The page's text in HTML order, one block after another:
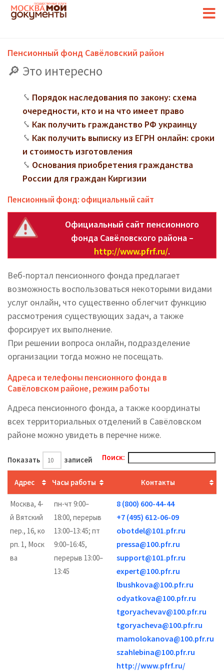
Пенсионный фонд Савёловский район
Это интересно
Порядок наследования по закону: схема
очередности, кто и на что имеет право
Как получить гражданство РФ украинцу
Как получить выписку из ЕГРН онлайн: сроки
и стоимость изготовления
Основания приобретения гражданства
России для граждан Киргизии
Пенсионный фонд: официальный сайт
Официальный сайт пенсионного
фонда Савёловского района –
http://www.pfrf.ru/.
Веб-портал пенсионного фонда предлагает
возможность воспользоваться некоторыми видами
услуг онлайн, что существенно облегчит функцию
рассмотрения существующих задач, а также
форсирует их выполнение.
При решении вопроса онлайн, подразделение
организации тогда можно не посещать.
Адреса и телефоны пенсионного фонда в
Савёловском районе, режим работы
Адреса пенсионного фонда, а также координаты
всех территориальных отделений в Савёловском
районе можно увидеть в перечне ниже.
Показать записей Поиск:
Адрес Часы работы Контакты
Москва, 4-
й Вятский
пер., 16, ко
рп. 1, Моск
ва
пн-чт 9:00–
18:00, перерыв
13:00–13:45; пт
9:00–16:45,
перерыв 13:00–
13:45
8 (800) 600-44-44
+7 (495) 612-06-09
obotdel@101.pfr.ru
pressa@100.pfr.ru
support@101.pfr.ru
expert@100.pfr.ru
lbushkova@100.pfr.ru
odyatkova@100.pfr.ru
tgoryachevav@100.pfr.ru
tgoryacheva@100.pfr.ru
mamolokanova@100.pfr.ru
szahlebina@100.pfr.ru
http://www.pfrf.ru/